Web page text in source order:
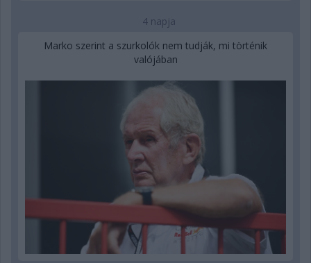
4 napja
Marko szerint a szurkolók nem tudják, mi történik
valójában